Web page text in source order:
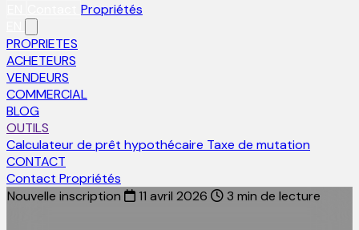
Propriétés
PROPRIETES
ACHETEURS
VENDEURS
COMMERCIAL
BLOG
OUTILS
Calculateur de prêt hypothécaire Taxe de mutation
CONTACT
Contact Propriétés
Nouvelle inscription
11 avril 2026 3 min de lecture